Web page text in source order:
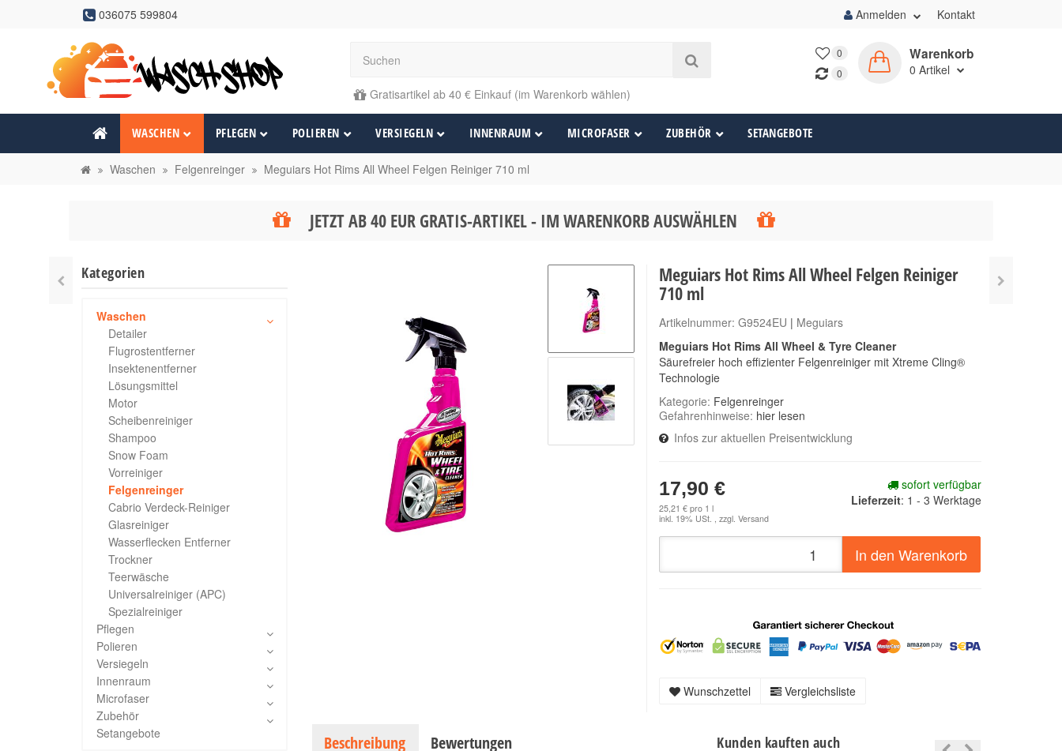
036075 599804 Anmelden Kontakt
Gratisartikel ab 40 € Einkauf (im Warenkorb wählen)
0
0
Warenkorb
0 Artikel
WASCHEN PFLEGEN POLIEREN VERSIEGELN INNENRAUM MICROFASER ZUBEHÖR SETANGEBOTE
Waschen Felgenreinger Meguiars Hot Rims All Wheel Felgen Reiniger 710 ml
JETZT AB 40 EUR GRATIS-ARTIKEL - IM WARENKORB AUSWÄHLEN
Meguiars Hot Rims All Wheel Felgen Reiniger
710 ml
Artikelnummer:G9524EU | Meguiars
Meguiars Hot Rims All Wheel & Tyre Cleaner
Säurefreier hoch effizienter Felgenreiniger mit Xtreme Cling®
Technologie
Kategorie: Felgenreinger
Gefahrenhinweise: hier lesen
Infos zur aktuellen Preisentwicklung
17,90 €
25,21 € pro 1 l
inkl. 19% USt. , zzgl.Versand
sofort verfügbar
Lieferzeit: 1 - 3 Werktage
In den Warenkorb
Wunschzettel Vergleichsliste
Beschreibung Bewertungen Kunden kauften auch
Kategorien
Waschen
Detailer
Flugrostentferner
Insektenentferner
Lösungsmittel
Motor
Scheibenreiniger
Shampoo
Snow Foam
Vorreiniger
Felgenreinger
Cabrio Verdeck-Reiniger
Glasreiniger
Wasserflecken Entferner
Trockner
Teerwäsche
Universalreiniger (APC)
Spezialreiniger
Pflegen
Polieren
Versiegeln
Innenraum
Microfaser
Zubehör
Setangebote